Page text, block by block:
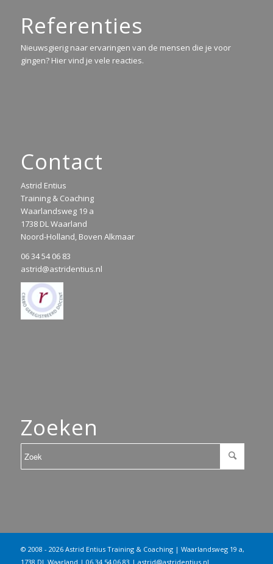
Referenties
Nieuwsgierig naar ervaringen van de mensen die je voor
gingen? Hier vind je vele reacties.
Contact
Astrid Entius
Training & Coaching
Waarlandsweg 19 a
1738 DL Waarland
Noord-Holland, Boven Alkmaar
06 34 54 06 83
astrid@astridentius.nl
Zoeken
© 2008 - 2026 Astrid Entius Training & Coaching | Waarlandsweg 19 a,
1738 DL Waarland | 06 34 54 06 83 | astrid@astridentius.nl